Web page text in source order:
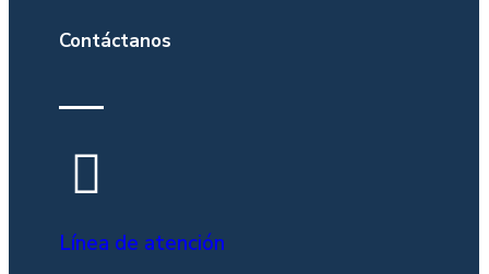
Contáctanos
Línea de atención